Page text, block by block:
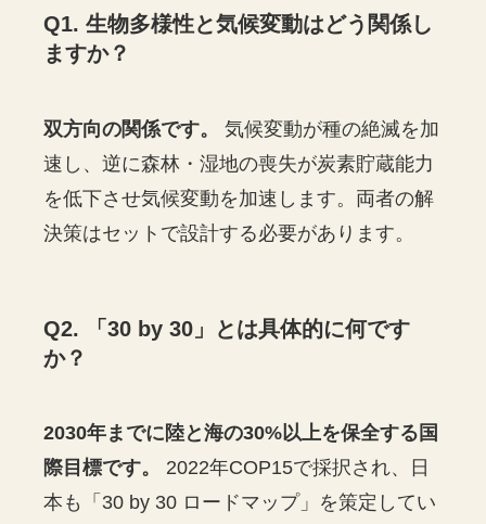
Q1. 生物多様性と気候変動はどう関係し
ますか？
双方向の関係です。
気候変動が種の絶滅を加
速し、逆に森林・湿地の喪失が炭素貯蔵能力
を低下させ気候変動を加速します。両者の解
決策はセットで設計する必要があります。
Q2. 「30 by 30」とは具体的に何です
か？
2030年までに陸と海の30%以上を保全する国
際目標です。
2022年COP15で採択され、日
本も「30 by 30 ロードマップ」を策定してい